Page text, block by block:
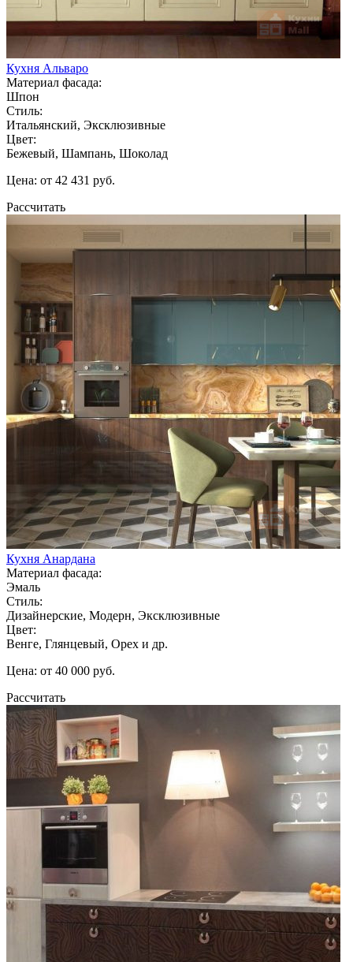
Кухня Альваро
Материал фасада:
Шпон
Стиль:
Итальянский, Эксклюзивные
Цвет:
Бежевый, Шампань, Шоколад
Цена: от 42 431 руб.
Рассчитать
Кухня Анардана
Материал фасада:
Эмаль
Стиль:
Дизайнерские, Модерн, Эксклюзивные
Цвет:
Венге, Глянцевый, Орех и др.
Цена: от 40 000 руб.
Рассчитать